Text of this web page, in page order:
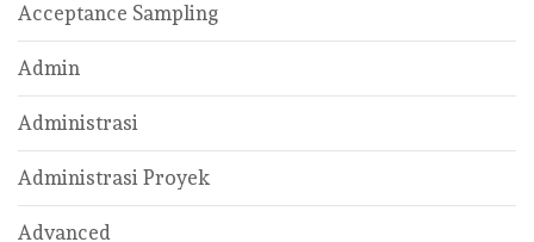
Acceptance Sampling
Admin
Administrasi
Administrasi Proyek
Advanced